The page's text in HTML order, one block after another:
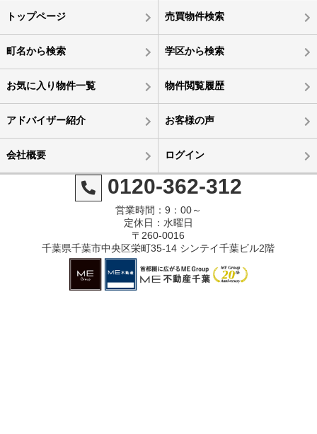
トップページ 売買物件検索
町名から検索 学区から検索
お気に入り物件一覧 物件閲覧履歴
アドバイザー紹介 お客様の声
会社概要 ログイン
0120-362-312
営業時間：9：00～
定休日：水曜日
〒260-0016
千葉県千葉市中央区栄町35-14 シンテイ千葉ビル2階